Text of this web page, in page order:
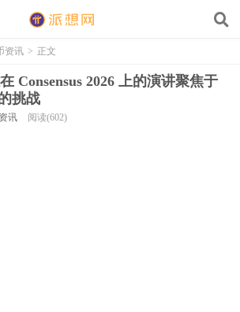
资讯 > 正文
Consensus 2026 上的演讲聚焦于
挑战
讯 阅读(602)